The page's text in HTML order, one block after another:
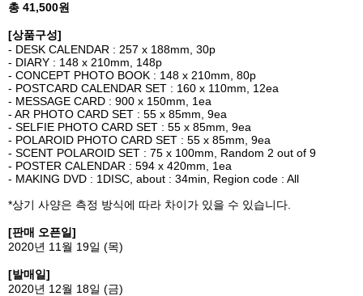
총 41,500원
[상품구성]
- DESK CALENDAR : 257 x 188mm, 30p
- DIARY : 148 x 210mm, 148p
- CONCEPT PHOTO BOOK : 148 x 210mm, 80p
- POSTCARD CALENDAR SET : 160 x 110mm, 12ea
- MESSAGE CARD : 900 x 150mm, 1ea
- AR PHOTO CARD SET : 55 x 85mm, 9ea
- SELFIE PHOTO CARD SET : 55 x 85mm, 9ea
- POLAROID PHOTO CARD SET : 55 x 85mm, 9ea
- SCENT POLAROID SET : 75 x 100mm, Random 2 out of 9
- POSTER CALENDAR : 594 x 420mm, 1ea
- MAKING DVD : 1DISC, about : 34min, Region code : All
*상기 사양은 측정 방식에 따라 차이가 있을 수 있습니다
[판매 오픈일]
2020년 11 월 19일 (목)
[발매일]
2020년 12월 18일 (금)